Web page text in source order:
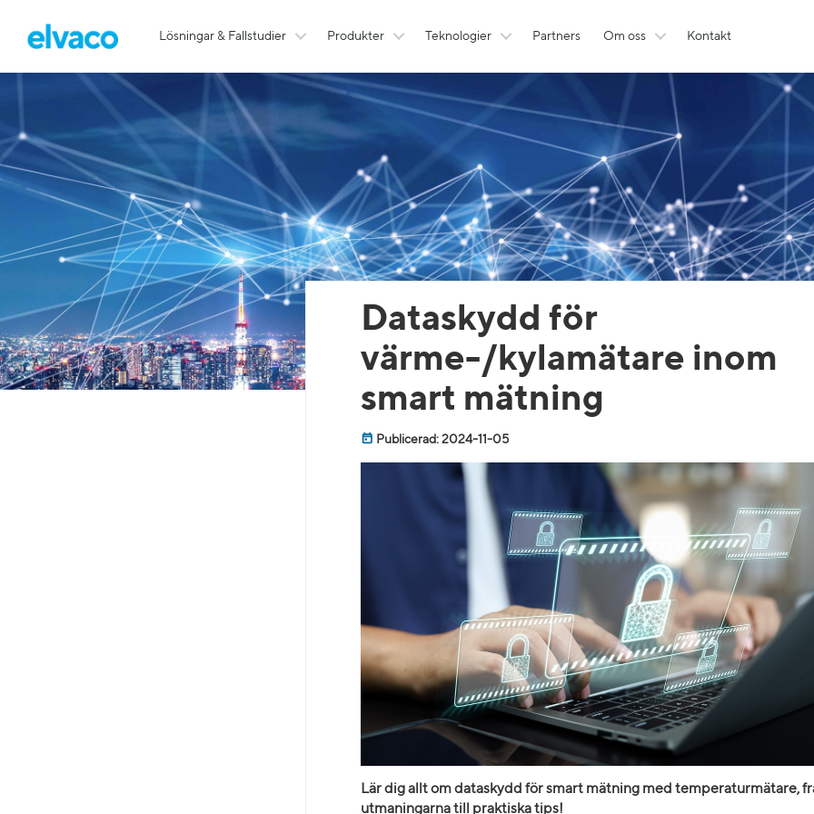
Lösningar & Fallstudier Produkter Teknologier Partners Om oss Kontakt
Dataskydd för
värme-/kylamätare inom
smart mätning
Publicerad: 2024-11-05
Lär dig allt om dataskydd för smart mätning med temperaturmätare,
utmaningarna till praktiska tips!